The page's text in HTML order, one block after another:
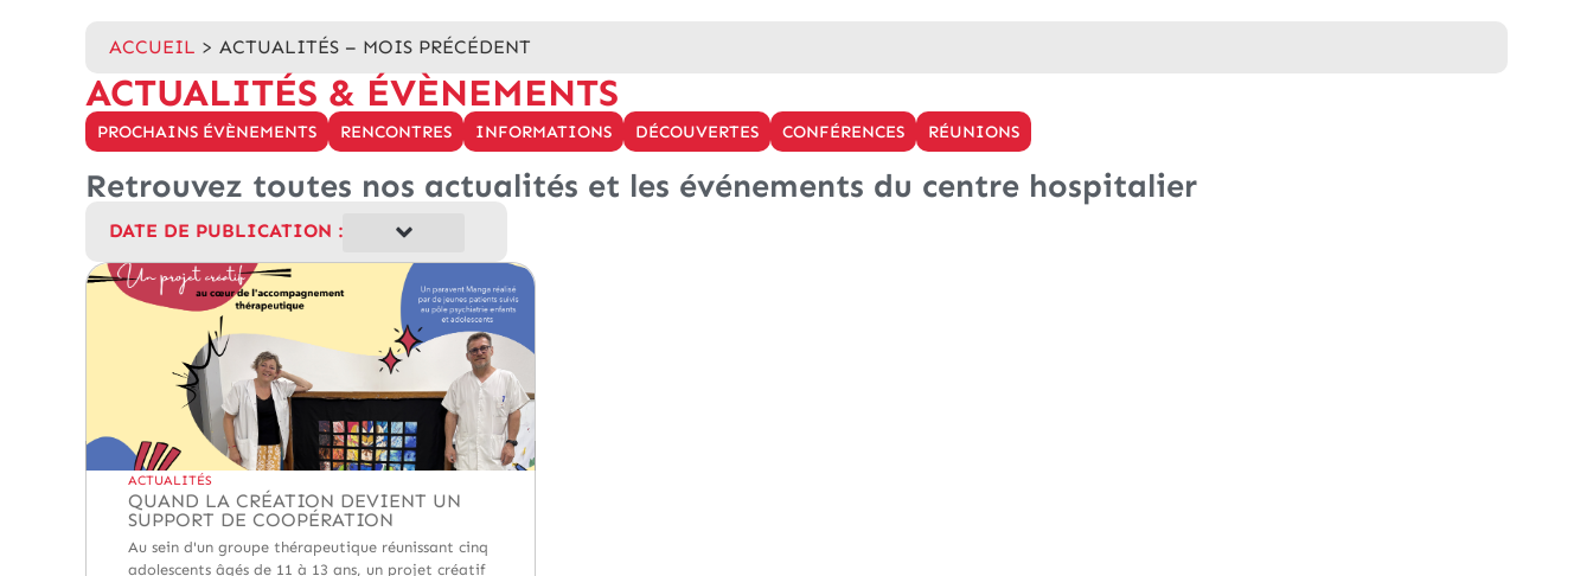
ACCUEIL > ACTUALITÉS – MOIS PRÉCÉDENT
ACTUALITÉS & ÉVÈNEMENTS
PROCHAINS ÉVÈNEMENTS RENCONTRES INFORMATIONS DÉCOUVERTES CONFÉRENCES RÉUNIONS
Retrouvez toutes nos actualités et les événements du centre hospitalier
DATE DE PUBLICATION :
ACTUALITÉS
QUAND LA CRÉATION DEVIENT UN
SUPPORT DE COOPÉRATION
Au sein d'un groupe thérapeutique réunissant cinq
adolescents âgés de 11 à 13 ans, un projet créatif